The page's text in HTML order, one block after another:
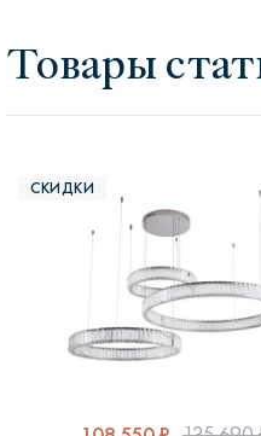
Товары
СКИДКИ